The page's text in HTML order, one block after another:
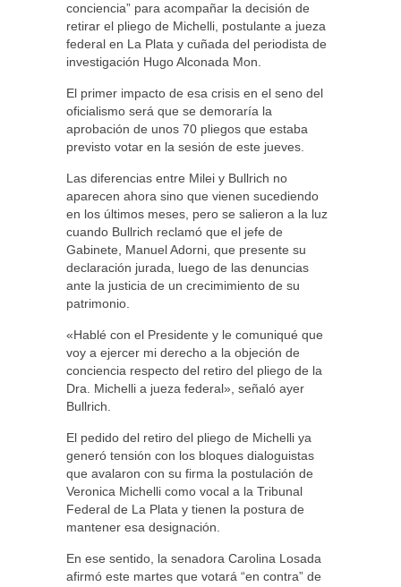
conciencia” para acompañar la decisión de
retirar el pliego de Michelli, postulante a jueza
federal en La Plata y cuñada del periodista de
investigación Hugo Alconada Mon.
El primer impacto de esa crisis en el seno del
oficialismo será que se demoraría la
aprobación de unos 70 pliegos que estaba
previsto votar en la sesión de este jueves.
Las diferencias entre Milei y Bullrich no
aparecen ahora sino que vienen sucediendo
en los últimos meses, pero se salieron a la luz
cuando Bullrich reclamó que el jefe de
Gabinete, Manuel Adorni, que presente su
declaración jurada, luego de las denuncias
ante la justicia de un crecimimiento de su
patrimonio.
«Hablé con el Presidente y le comuniqué que
voy a ejercer mi derecho a la objeción de
conciencia respecto del retiro del pliego de la
Dra. Michelli a jueza federal», señaló ayer
Bullrich.
El pedido del retiro del pliego de Michelli ya
generó tensión con los bloques dialoguistas
que avalaron con su firma la postulación de
Veronica Michelli como vocal a la Tribunal
Federal de La Plata y tienen la postura de
mantener esa designación.
En ese sentido, la senadora Carolina Losada
afirmó este martes que votará “en contra” de